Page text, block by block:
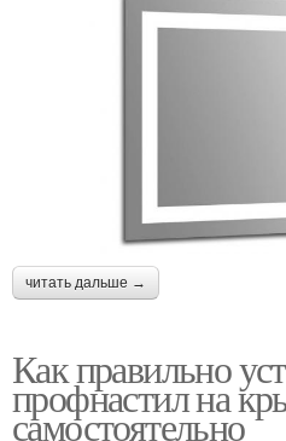
читать дальше →
Как правильно
профнастил на
самостоятельно